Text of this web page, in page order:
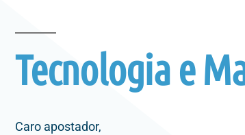
Tecnologia e
Caro apostador,